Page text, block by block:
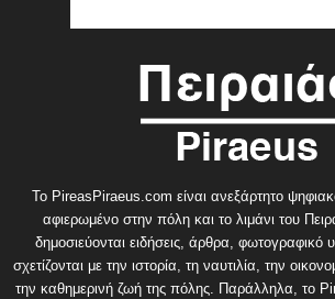
Το PireasPiraeus.com είναι ανεξάρτητο
αφιερωμένο στην πόλη και το λιμάνι του
δημοσιεύονται ειδήσεις, άρθρα, φωτογραφικό
σχετίζονται με την ιστορία, τη ναυτιλία, την
την καθημερινή ζωή της πόλης. Παράλληλα, το